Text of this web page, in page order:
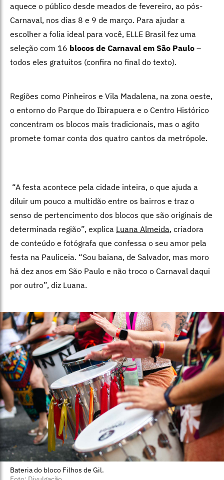
aquece o público desde meados de fevereiro, ao pós-
Carnaval, nos dias 8 e 9 de março. Para ajudar a
escolher a folia ideal para você, ELLE Brasil fez uma
seleção com 16 blocos de Carnaval em São Paulo –
todos eles gratuitos (confira no final do texto).
Regiões como Pinheiros e Vila Madalena, na zona oeste,
o entorno do Parque do Ibirapuera e o Centro Histórico
concentram os blocos mais tradicionais, mas o agito
promete tomar conta dos quatro cantos da metrópole.
“A festa acontece pela cidade inteira, o que ajuda a
diluir um pouco a multidão entre os bairros e traz o
senso de pertencimento dos blocos que são originais de
determinada região”, explica Luana Almeida, criadora
de conteúdo e fotógrafa que confessa o seu amor pela
festa na Pauliceia. “Sou baiana, de Salvador, mas moro
há dez anos em São Paulo e não troco o Carnaval daqui
por outro”, diz Luana.
Bateria do bloco Filhos de Gil.